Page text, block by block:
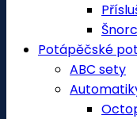
Potápěčské
ABC sety